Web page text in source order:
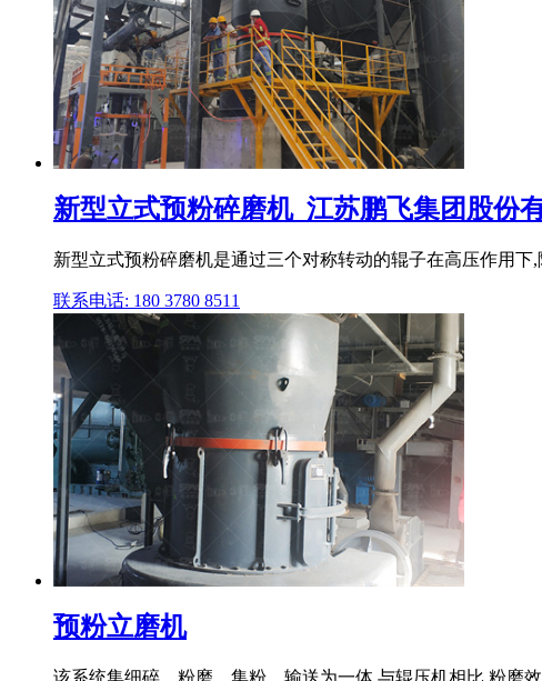
新型立式预粉碎磨机_江苏鹏飞集团股份
新型立式预粉碎磨机是通过三个对称转动的辊子在高压作用
联系电话: 180 3780 8511
预粉立磨机
该系统集细碎、粉磨、集粉、输送为一体,与辊压机相比,粉磨